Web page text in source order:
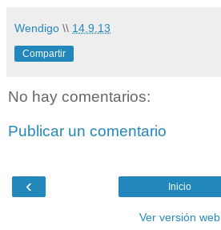
Wendigo \\ 14.9.13
Compartir
No hay comentarios:
Publicar un comentario
‹ Inicio
Ver versión web